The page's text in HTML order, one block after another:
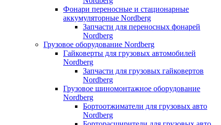
Фонари переносные и стационарные
аккумуляторные Nordberg
Запчасти для переносных фонарей
Nordberg
Грузовое оборудование Nordberg
Гайковерты для грузовых автомобилей
Nordberg
Запчасти для грузовых гайковертов
Nordberg
Грузовое шиномонтажное оборудование
Nordberg
Бортоотжиматели для грузовых авто
Nordberg